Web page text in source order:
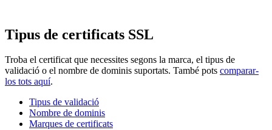
Tipus de certificats SSL
Troba el certificat que necessites segons la marca, el tipus de
validació o el nombre de dominis suportats. També pots comparar-
los tots aquí.
Tipus de validació
Nombre de dominis
Marques de certificats